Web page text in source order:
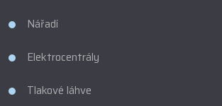
Nářadí
Elektrocentrály
Tlakové láhve